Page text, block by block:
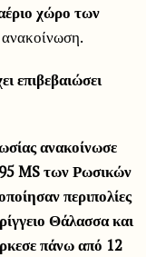
χώρο των
επιβεβαιώσει
ανακοίνωσε
MS των Ρωσικών
περιπολίες
Θάλασσα και
πάνω από 12